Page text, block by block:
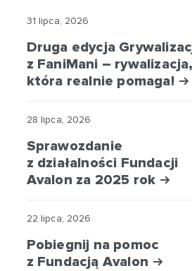
31 lipca, 2026
Druga edycja
z FaniMani – rywalizacja,
która realnie pomaga!
28 lipca, 2026
Sprawozdanie
z działalności Fundacji
Avalon za 2025 rok
22 lipca, 2026
Pobiegnij na pomoc
z Fundacją Avalon